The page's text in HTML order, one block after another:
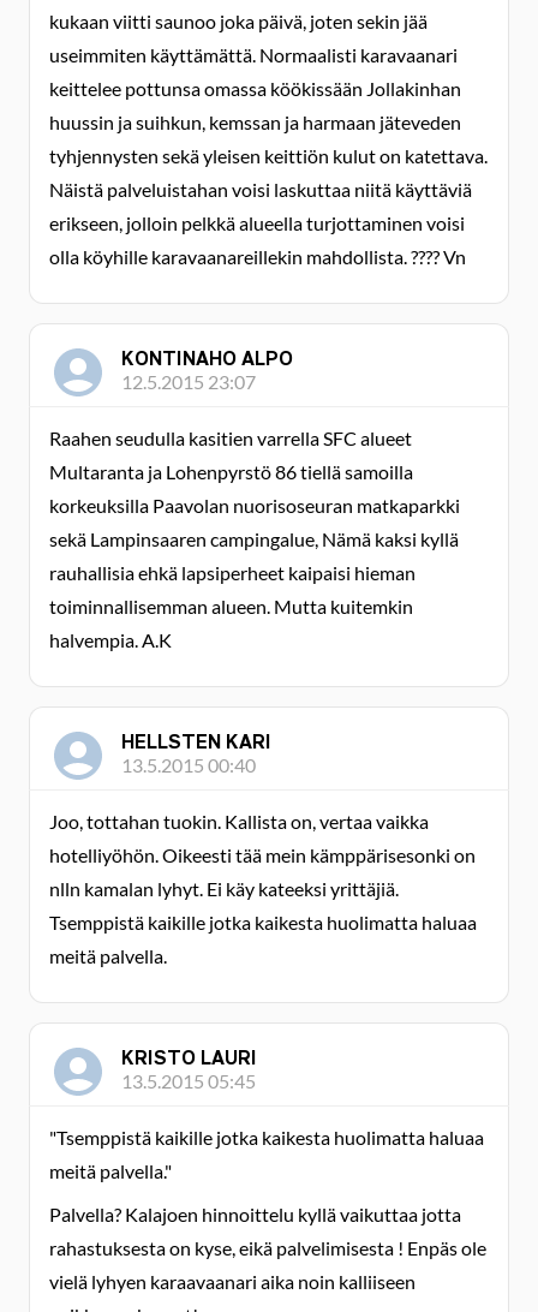
kukaan viitti saunoo joka päivä, joten sekin jää
useimmiten käyttämättä. Normaalisti karavaanari
keittelee pottunsa omassa köökissään Jollakinhan
huussin ja suihkun, kemssan ja harmaan jäteveden
tyhjennysten sekä yleisen keittiön kulut on katettava.
Näistä palveluistahan voisi laskuttaa niitä käyttäviä
erikseen, jolloin pelkkä alueella turjottaminen voisi
olla köyhille karavaanareillekin mahdollista. ???? Vn
KONTINAHO ALPO
12.5.2015 23:07
Raahen seudulla kasitien varrella SFC alueet
Multaranta ja Lohenpyrstö 86 tiellä samoilla
korkeuksilla Paavolan nuorisoseuran matkaparkki
sekä Lampinsaaren campingalue, Nämä kaksi kyllä
rauhallisia ehkä lapsiperheet kaipaisi hieman
toiminnallisemman alueen. Mutta kuitemkin
halvempia. A.K
HELLSTEN KARI
13.5.2015 00:40
Joo, tottahan tuokin. Kallista on, vertaa vaikka
hotelliyöhön. Oikeesti tää mein kämppärisesonki on
nlln kamalan lyhyt. Ei käy kateeksi yrittäjiä.
Tsemppistä kaikille jotka kaikesta huolimatta haluaa
meitä palvella.
KRISTO LAURI
13.5.2015 05:45
"Tsemppistä kaikille jotka kaikesta huolimatta haluaa
meitä palvella."
Palvella? Kalajoen hinnoittelu kyllä vaikuttaa jotta
rahastuksesta on kyse, eikä palvelimisesta ! Enpäs ole
vielä lyhyen karaavaanari aika noin kalliiseen